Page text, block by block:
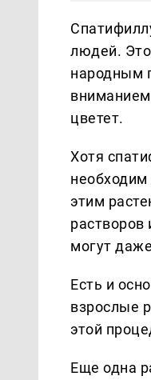
людей.
народным
цветет.
Хотя
этим
могут
Есть и
взрослые
этой
Еще одна